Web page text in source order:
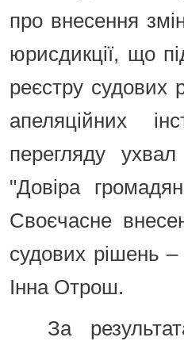
про внесення
юрисдикції, що
реєстру судових
апеляційних
перегляду
"Довіра
Своєчасне
судових рішень
Інна Отрош.
За